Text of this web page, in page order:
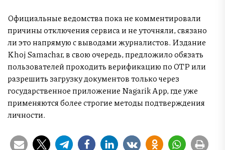
Официальные ведомства пока не комментировали
причины отключения сервиса и не уточняли, связано
ли это напрямую с выводами журналистов. Издание
Khoj Samachar, в свою очередь, предложило обязать
пользователей проходить верификацию по OTP или
разрешить загрузку документов только через
государственное приложение Nagarik App, где уже
применяются более строгие методы подтверждения
личности.